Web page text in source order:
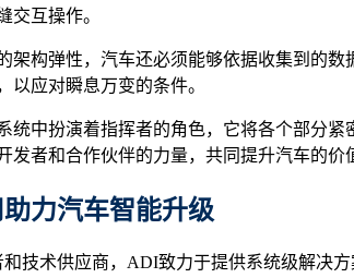
交互操作。
架构弹性，汽车还必须能够依据收集到的
以应对瞬息万变的条件。
统中扮演着指挥者的角色，它将各个部分
发者和合作伙伴的力量，共同提升汽车的价
力汽车智能升级
技术供应商，ADI致力于提供系统级解决